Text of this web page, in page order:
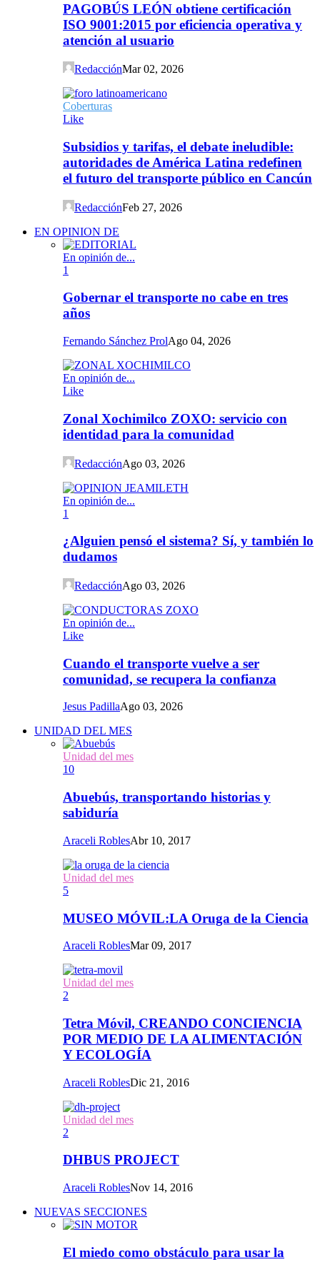
PAGOBÚS LEÓN obtiene certificación
ISO 9001:2015 por eficiencia operativa y
atención al usuario
RedacciónMar 02, 2026
Coberturas
Like
Subsidios y tarifas, el debate ineludible:
autoridades de América Latina redefinen
el futuro del transporte público en Cancún
RedacciónFeb 27, 2026
EN OPINION DE
En opinión de...
1
Gobernar el transporte no cabe en tres
años
Fernando Sánchez ProlAgo 04, 2026
En opinión de...
Like
Zonal Xochimilco ZOXO: servicio con
identidad para la comunidad
RedacciónAgo 03, 2026
En opinión de...
1
¿Alguien pensó el sistema? Sí, y también lo
dudamos
RedacciónAgo 03, 2026
En opinión de...
Like
Cuando el transporte vuelve a ser
comunidad, se recupera la confianza
Jesus PadillaAgo 03, 2026
UNIDAD DEL MES
Unidad del mes
10
Abuebús, transportando historias y
sabiduría
Araceli RoblesAbr 10, 2017
Unidad del mes
5
MUSEO MÓVIL:LA Oruga de la Ciencia
Araceli RoblesMar 09, 2017
Unidad del mes
2
Tetra Móvil, CREANDO CONCIENCIA
POR MEDIO DE LA ALIMENTACIÓN
Y ECOLOGÍA
Araceli RoblesDic 21, 2016
Unidad del mes
2
DHBUS PROJECT
Araceli RoblesNov 14, 2016
NUEVAS SECCIONES
El miedo como obstáculo para usar la